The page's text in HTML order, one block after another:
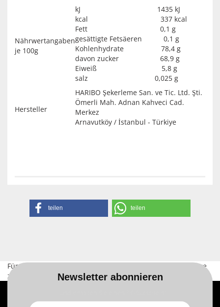
Nährwertangaben
je 100g
kJ 1435 kJ
kcal 337 kcal
Fett 0,1 g
gesättigte Fetsäeren 0,1 g
Kohlenhydrate 78,4 g
davon zucker 68,9 g
Eiweiß 5,8 g
salz 0,025 g
Hersteller
HARIBO Şekerleme San. ve Tic. Ltd. Şti.
Ömerli Mah. Adnan Kahveci Cad.
Merkez
Arnavutköy / İstanbul - Türkiye
teilen teilen
Für weitere Informationen besuchen Sie bitte die
Homepage
zu diesem Artikel.Newsletter abonnieren